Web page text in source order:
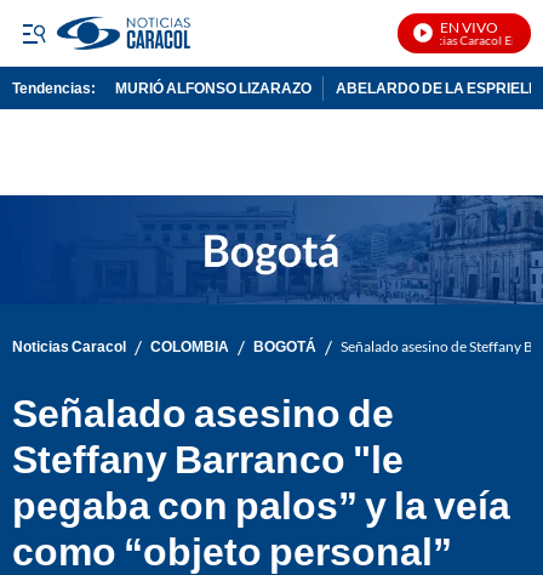
EN VIVO
Noticias Caracol En Vivo
Tendencias: MURIÓ ALFONSO LIZARAZO ABELARDO DE LA
Noticias Caracol / COLOMBIA / BOGOTÁ / Señalado asesino de Steffany
Señalado asesino de
Steffany Barranco "le
pegaba con palos” y la veía
como “objeto personal”